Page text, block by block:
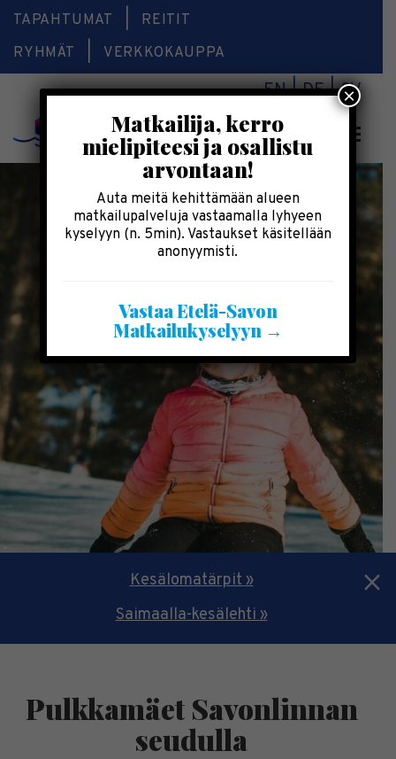
TAPAHTUMAT
REITIT
RYHMÄT
VERKKOKAUPPA
EN DE SV
Kesälomatärpit »
Saimaalla-kesälehti »
Pulkkamäet Savonlinnan
seudulla
Matkailija, kerro
mielipiteesi ja osallistu
arvontaan!
Auta meitä kehittämään alueen
matkailupalveluja vastaamalla lyhyeen
kyselyyn (n. 5min). Vastaukset käsitellään
anonyymisti.
Vastaa Etelä-Savon
Matkailukyselyyn →
×